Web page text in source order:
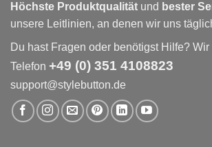
Höchste Produktqualität und bester
unsere Leitlinien, an denen wir uns
Du hast Fragen oder benötigst Hilfe?
Telefon +49 (0) 351 4108823
support@stylebutton.de